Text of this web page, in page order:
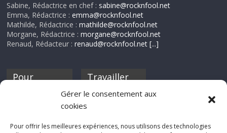
Gérer le consentement aux
cookies
Pour offrir les meilleures expériences, nous utilisons des technologies
Sabine, Rédactrice en chef : sabine@rocknfool.net
Emma, Rédactrice :emma@rocknfool.net
Mathilde, Rédactrice :mathilde@rocknfool.net
Morgane, Rédactrice :morgane@rocknfool.net
Renaud, Rédacteur :renaud@rocknfool.net [...]
Pour
discothèque
Travailler
Si tu souhaites
Rocknfool, n'hésite